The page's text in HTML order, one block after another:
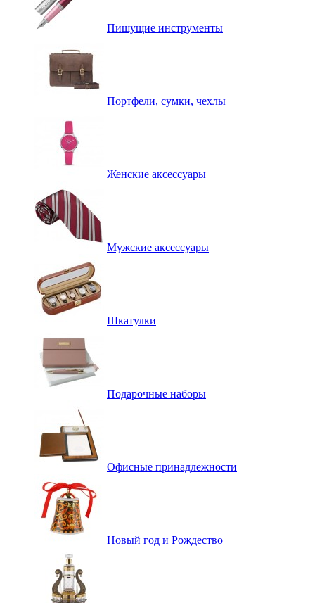
Пишущие инструменты
Портфели, сумки, чехлы
Женские аксессуары
Мужские аксессуары
Шкатулки
Подарочные наборы
Офисные принадлежности
Новый год и Рождество